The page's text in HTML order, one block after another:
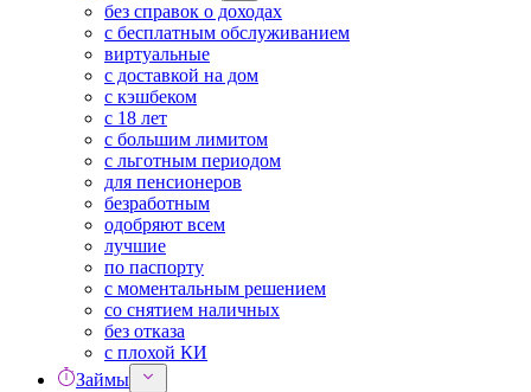
без справок о доходах
с бесплатным обслуживанием
виртуальные
с доставкой на дом
с кэшбеком
с 18 лет
с большим лимитом
с льготным периодом
для пенсионеров
безработным
одобряют всем
лучшие
по паспорту
с моментальным решением
со снятием наличных
без отказа
с плохой КИ
Займы